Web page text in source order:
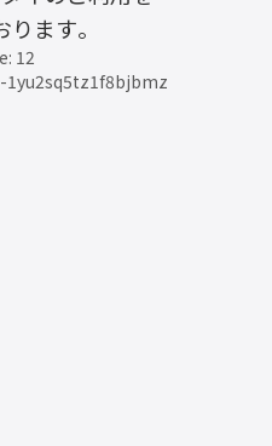
ます。
12
1yu2sq5tz1f8bjbmz